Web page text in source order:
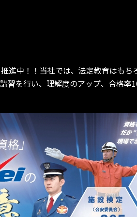
中！！当社では、法定教育はもち
を行い、理解度のアップ、合格